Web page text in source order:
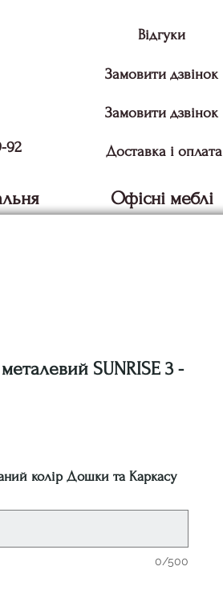
Відгуки
Замовити дзвінок
Замовити дзвінок
92 Доставка і оплата
Офісні меблі
SUNRISE 3 -
колір Дошки та Каркасу
0/500